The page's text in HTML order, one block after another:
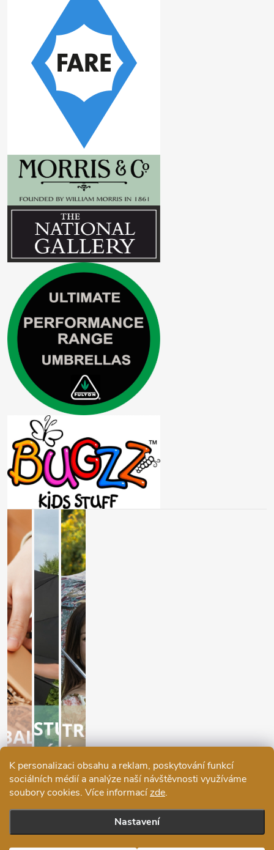
K personalizaci obsahu a reklam, poskytování funkcí
sociálních médií a analýze naší návštěvnosti využíváme
soubory cookies. Více informacízde.
Nastavení
Copyright 2026Ráj deštníků. Všechna práva vyhrazena.Upravit